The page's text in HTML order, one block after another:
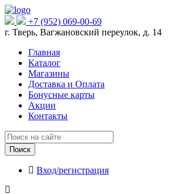
+7 (952) 069-00-69
г. Тверь, Вагжановский переулок, д. 14
Главная
Каталог
Магазины
Доставка и Оплата
Бонусные карты
Акции
Контакты
Поиск
Вход/регистрация